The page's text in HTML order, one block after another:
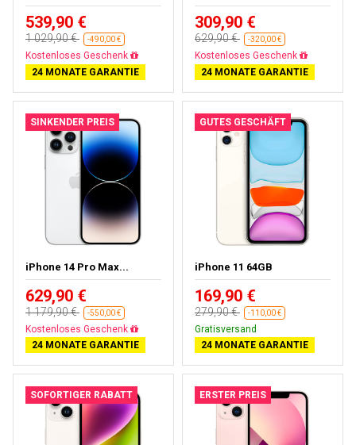
539,90 €
1 029,90 € -490,00 €
Gratisversand
24 MONATE GARANTIE
309,90 €
629,90 € -320,00 €
Gratisversand
24 MONATE GARANTIE
SINKENDER PREIS
iPhone 14 Pro Max...
629,90 €
1 179,90 € -550,00 €
Gratisversand
24 MONATE GARANTIE
GUTES GESCHÄFT
iPhone 11 64GB
169,90 €
279,90 € -110,00 €
Gratisversand
24 MONATE GARANTIE
SOFORTIGER RABATT ERSTER PREIS